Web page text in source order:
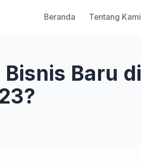
Beranda Tentang Kami
Baru di